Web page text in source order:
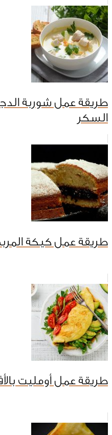
طريقة عمل شوربة
السكر
طريقة عمل كيكة
طريقة عمل أومليت